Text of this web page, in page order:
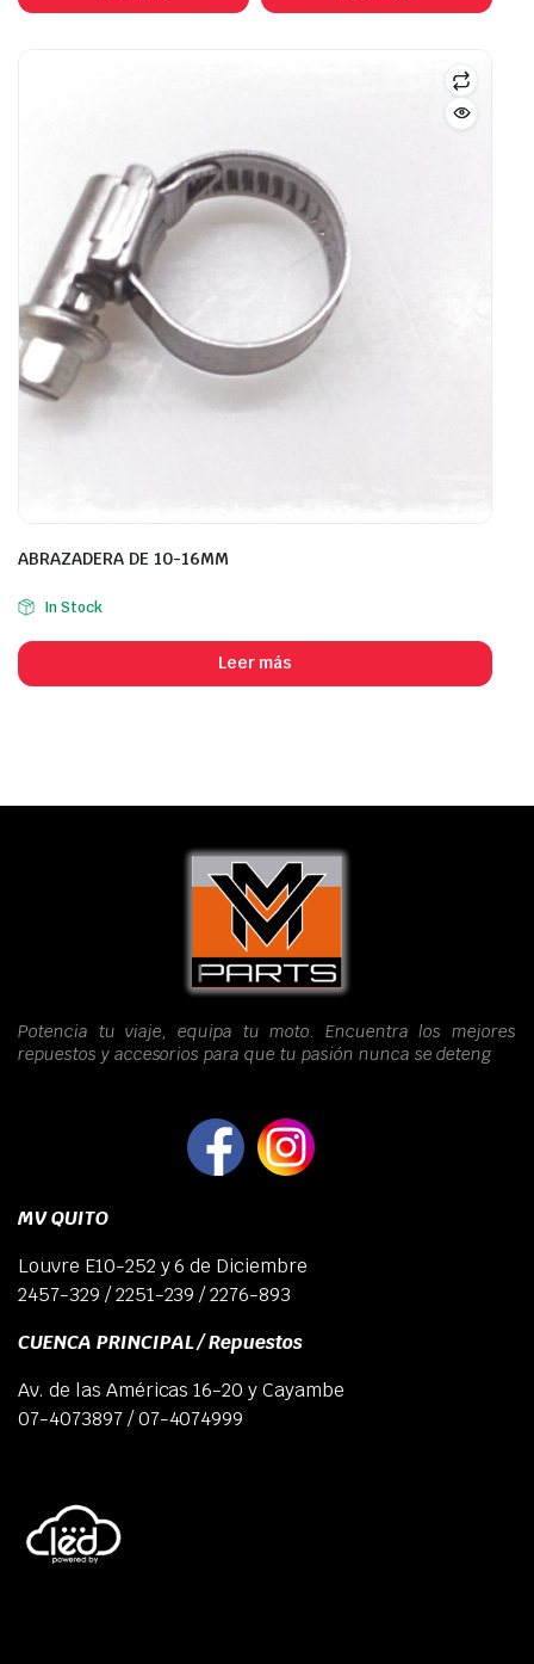
ABRAZADERA DE 10-16MM
In Stock
Leer más
Potencia tu viaje, equipa tu moto. Encuentra los mejores
repuestos y accesorios para que tu pasión nunca se deteng
MV QUITO
Louvre E10-252 y 6 de Diciembre
2457-329 / 2251-239 / 2276-893
CUENCA PRINCIPAL / Repuestos
Av. de las Américas 16-20 y Cayambe
07-4073897 / 07-4074999